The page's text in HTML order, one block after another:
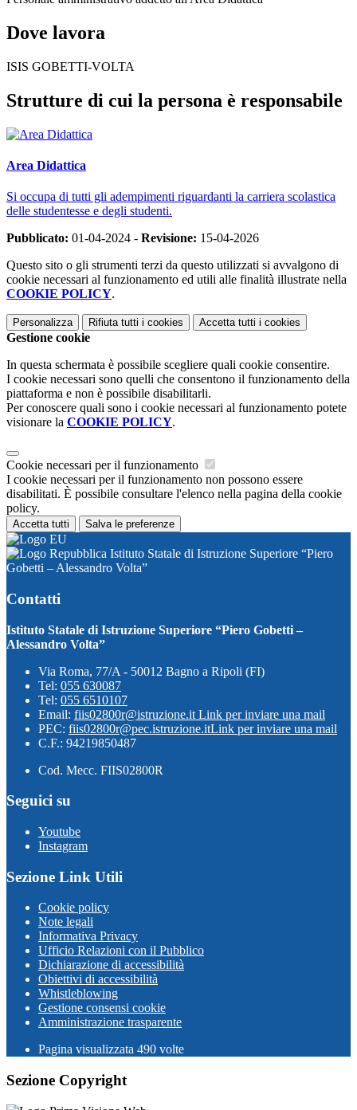
Dove lavora
ISIS GOBETTI-VOLTA
Strutture di cui la persona è responsabile
Area Didattica
Si occupa di tutti gli adempimenti riguardanti la carriera scolastica
delle studentesse e degli studenti.
Pubblicato: 01-04-2024 - Revisione: 15-04-2026
Questo sito o gli strumenti terzi da questo utilizzati si avvalgono di
cookie necessari al funzionamento ed utili alle finalità illustrate nella
COOKIE POLICY.
Personalizza Rifiuta tutti i cookies Accetta tutti i cookies
Gestione cookie
In questa schermata è possibile scegliere quali cookie consentire.
I cookie necessari sono quelli che consentono il funzionamento della
piattaforma e non è possibile disabilitarli.
Per conoscere quali sono i cookie necessari al funzionamento potete
visionare la COOKIE POLICY.
Cookie necessari per il funzionamento
I cookie necessari per il funzionamento non possono essere
disabilitati. È possibile consultare l'elenco nella pagina della cookie
policy.
Accetta tutti Salva le preferenze
Istituto Statale di Istruzione Superiore “Piero
Gobetti – Alessandro Volta”
Contatti
Istituto Statale di Istruzione Superiore “Piero Gobetti –
Alessandro Volta”
Via Roma, 77/A - 50012 Bagno a Ripoli (FI)
Tel: 055 630087
Tel: 055 6510107
Email: fiis02800r@istruzione.it Link per inviare una mail
PEC: fiis02800r@pec.istruzione.itLink per inviare una mail
C.F.: 94219850487
Cod. Mecc. FIIS02800R
Seguici su
Youtube
Instagram
Sezione Link Utili
Cookie policy
Note legali
Informativa Privacy
Ufficio Relazioni con il Pubblico
Dichiarazione di accessibilità
Obiettivi di accessibilità
Whistleblowing
Gestione consensi cookie
Amministrazione trasparente
Pagina visualizzata 490 volte
Sezione Copyright